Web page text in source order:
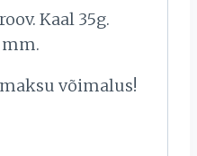
Kaal 35g.
võimalus!